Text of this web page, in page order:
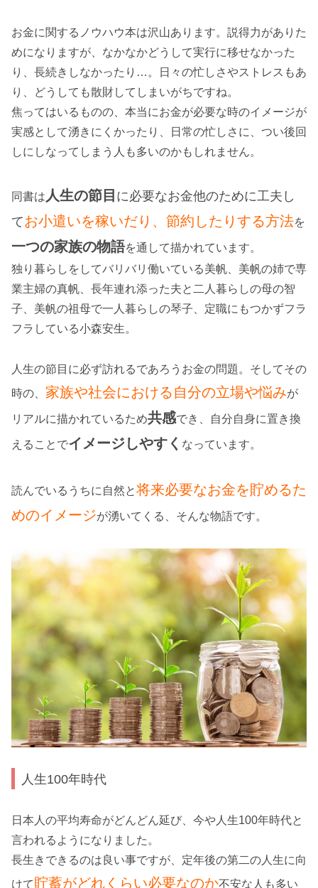
お金に関するノウハウ本は沢山あります。説得力がありた
めになりますが、なかなかどうして実行に移せなかった
り、長続きしなかったり…。日々の忙しさやストレスもあ
り、どうしても散財してしまいがちですね。
焦ってはいるものの、本当にお金が必要な時のイメージが
実感として湧きにくかったり、日常の忙しさに、つい後回
しにしなってしまう人も多いのかもしれません。
同書は 人生の節目 に必要なお金他のために工夫し
て お小遣いを稼いだり、節約したりする方法を
一つの家族の物語を通して描かれています。
独り暮らしをしてバリバリ働いている美帆、美帆の姉で専
業主婦の真帆、長年連れ添った夫と二人暮らしの母の智
子、美帆の祖母で一人暮らしの琴子、定職にもつかずフラ
フラしている小森安生。
人生の節目に必ず訪れるであろうお金の問題。そしてその
時の、 家族や社会における自分の立場や悩みが
リアルに描かれているため共感でき、自分自身に置き換
えることでイメージしやすく なっています。
読んでいるうちに自然と将来必要なお金を貯めるた
めのイメージが湧いてくる、そんな物語です。
人生100年時代
日本人の平均寿命がどんどん延び、今や人生100年時代と
言われるようになりました。
長生きできるのは良い事ですが、定年後の第二の人生に向
けて貯蓄がどれくらい必要なのか不安な人も多い